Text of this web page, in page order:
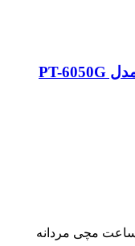
مچی مردانه